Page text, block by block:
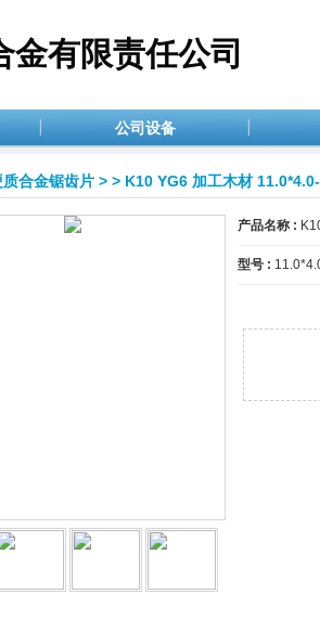
有限责任公司
公司设备
质合金锯齿片 > > K10 YG6 加工木材
产品名称 :
型号 :